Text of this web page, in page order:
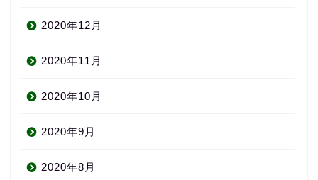
2020年12月
2020年11月
2020年10月
2020年9月
2020年8月